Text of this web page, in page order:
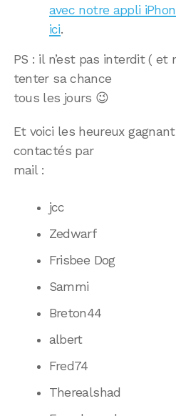
avec notre appli
ici.
PS : il n’est pas interdit ( et
tenter sa chance
tous les jours 😉
Et voici les heureux
contactés par
mail :
jcc
Zedwarf
Frisbee Dog
Sammi
Breton44
albert
Fred74
Therealshad